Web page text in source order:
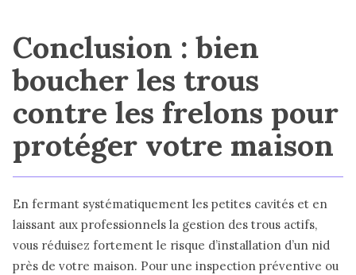
Conclusion : bien
boucher les trous
contre les frelons pour
protéger votre maison
En fermant systématiquement les petites cavités et en
laissant aux professionnels la gestion des trous actifs,
vous réduisez fortement le risque d’installation d’un nid
près de votre maison. Pour une inspection préventive ou